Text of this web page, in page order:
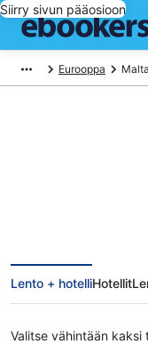
Siirry sivun pääosioon
Eurooppa
Lento + hotelliHotellit
Valitse vähintään